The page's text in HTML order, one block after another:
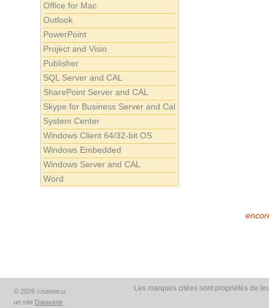
Office for Mac
Outlook
PowerPoint
Project and Visio
Publisher
SQL Server and CAL
SharePoint Server and CAL
Skype for Business Server and Cal
System Center
Windows Client 64/32-bit OS
Windows Embedded
Windows Server and CAL
Word
© 2026 V.20260809.12
un site Datavenir
Les marques citées sont propriétés de